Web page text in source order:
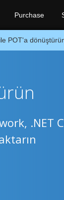
Purchase
POT'a
.NET